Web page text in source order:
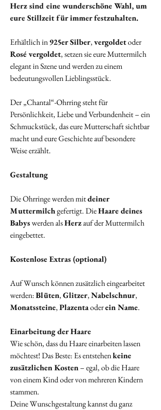
Herz sind eine wunderschöne Wahl, um
eure Stillzeit für immer festzuhalten.
Erhältlich in925er Silber,vergoldetoder
Rosé vergoldet, setzen sie eure Muttermilch
elegant in Szene und werden zu einem
bedeutungsvollen Lieblingsstück.
Der „Chantal“-Ohrring steht für
Persönlichkeit, Liebe und Verbundenheit – ein
Schmuckstück, das eure Mutterschaft sichtbar
macht und eure Geschichte auf besondere
Weise erzählt.
Gestaltung
Die Ohrringe werden mitdeiner
Muttermilchgefertigt. DieHaare deines
Babyswerden alsHerzauf der Muttermilch
eingebettet.
Kostenlose Extras (optional)
Auf Wunsch können zusätzlich eingearbeitet
werden:Blüten,Glitzer,Nabelschnur,
Monatssteine,Plazentaoderein Name.
Einarbeitung der Haare
Wie schön, dass du Haare einarbeiten lassen
möchtest! Das Beste: Es entstehenkeine
zusätzlichen Kosten– egal, ob die Haare
von einem Kind oder von mehreren Kindern
stammen.
Deine Wunschgestaltung kannst du ganz